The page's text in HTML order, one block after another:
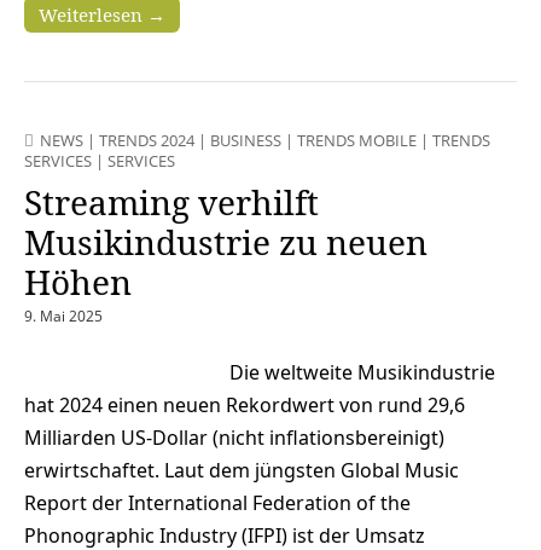
Weiterlesen →
NEWS | TRENDS 2024| BUSINESS | TRENDS MOBILE | TRENDS
SERVICES | SERVICES
Streaming verhilft
Musikindustrie zu neuen
Höhen
9. Mai 2025
Die weltweite Musikindustrie
hat 2024 einen neuen Rekordwert von rund 29,6
Milliarden US-Dollar (nicht inflationsbereinigt)
erwirtschaftet. Laut dem jüngsten Global Music
Report der International Federation of the
Phonographic Industry (IFPI) ist der Umsatz